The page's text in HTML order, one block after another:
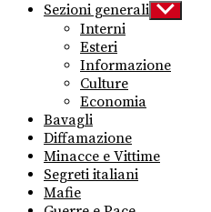
Sezioni generali Show
sub
Interni
Esteri
Informazione
Culture
Economia
Bavagli
Diffamazione
Minacce e Vittime
Segreti italiani
Mafie